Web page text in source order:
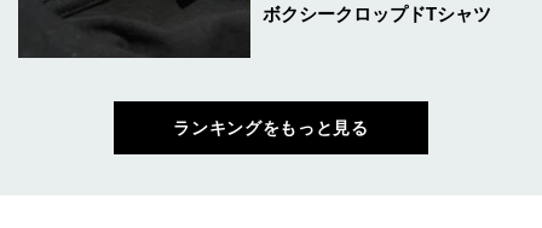
ボクシークロップドTシャツ
ランキングをもっと見る